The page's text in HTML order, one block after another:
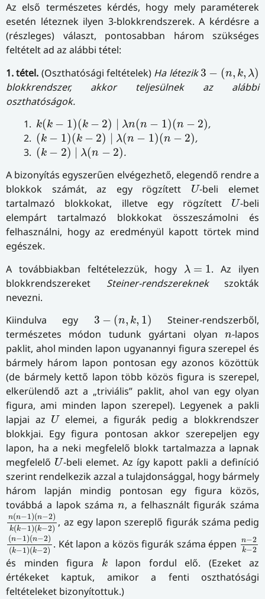
Az első természetes kérdés, hogy mely paraméterek
esetén léteznek ilyen 3-blokkrendszerek. A kérdésre a
(részleges) választ, pontosabban három szükséges
feltételt ad az alábbi tétel:
1. tétel. (Oszthatósági feltételek) Ha létezik3 − (n, k, λ)
3 n,k λ)
blokkrendszer, akkor teljesülnek az alábbi
oszthatóságok.
1. k(k − 1)(k − 2) λn(n − 1)(n − 2)
k(k− )(k−2 λn n −1)(n 2)
,
2. (k − 1)(k − 2) λ(n − 1)(n − 2)
(k− )(k−2) λ(n− 1)(n−2)
,
3. (k − 2) λ(n − 2)
(k− )∣λ(n−2)
.
A bizonyítás egyszerűen elvégezhető, elegendő rendre a
blokkok számát, az egy rögzített
U
U-beli elemet
tartalmazó blokkokat, illetve egy rögzített
U
U-beli
elempárt tartalmazó blokkokat összeszámolni és
felhasználni, hogy az eredményül kapott törtek mind
egészek.
A továbbiakban feltételezzük, hogy
λ = 1
λ
. Az ilyen
blokkrendszereket Steiner-rendszereknekszokták
nevezni.
Kiindulva egy 3 − (n, k, 1)
3 n,k 1)
Steiner-rendszerből,
természetes módon tudunk gyártani olyan
n
n-lapos
paklit, ahol minden lapon ugyanannyi figura szerepel és
bármely három lapon pontosan egy azonos közöttük
(de bármely kettő lapon több közös figura is szerepel,
elkerülendő azt a „triviális” paklit, ahol van egy olyan
figura, ami minden lapon szerepel). Legyenek a pakli
lapjai az
U
Uelemei, a figurák pedig a blokkrendszer
blokkjai. Egy figura pontosan akkor szerepeljen egy
lapon, ha a neki megfelelő blokk tartalmazza a lapnak
megfelelő U
U-beli elemet. Az így kapott pakli a definíció
szerint rendelkezik azzal a tulajdonsággal, hogy bármely
három lapján mindig pontosan egy figura közös,
továbbá a lapok száma n
n, a felhasznált figurák száma
n(n−1)(n−2)
k(k−1)(k−2)
n(n−1)( n−2)k(k −1)(k− 2)
, az egy lapon szereplő figurák száma pedig
(n−1)(n−2)
(k−1)(k−2)
(n−1)(n−2
. Két lapon a közös figurák száma éppen n−2
k−2
n−2
és minden figura k
klapon fordul elő. (Ezeket az
értékeket kaptuk, amikor a fenti oszthatósági
feltételeket bizonyítottuk.)